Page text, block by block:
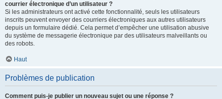
courrier électronique d’un utilisateur ?
Si les administrateurs ont activé cette fonctionnalité, seuls les utilisateurs
inscrits peuvent envoyer des courriers électroniques aux autres utilisateurs
depuis un formulaire dédié. Cela permet d’empêcher une utilisation abusive
du système de messagerie électronique par des utilisateurs malveillants ou
des robots.
Haut
Problèmes de publication
Comment puis-je publier un nouveau sujet ou une réponse ?